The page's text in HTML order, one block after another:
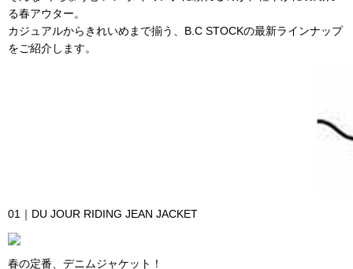
る春アウター。
カジュアルからきれいめまで揃う、B.C STOCKの最新ラインナップ
をご紹介します。
01｜DU JOUR RIDING JEAN JACKET
春の定番、デニムジャケット！